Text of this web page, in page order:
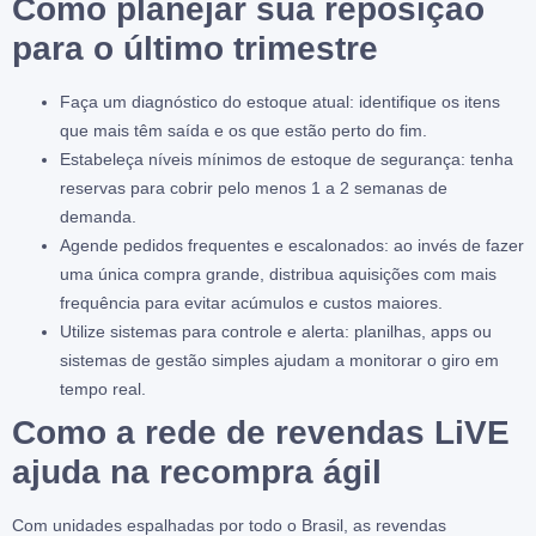
Como planejar sua reposição
para o último trimestre
Faça um diagnóstico do estoque atual: identifique os itens
que mais têm saída e os que estão perto do fim.
Estabeleça níveis mínimos de estoque de segurança: tenha
reservas para cobrir pelo menos 1 a 2 semanas de
demanda.
Agende pedidos frequentes e escalonados: ao invés de fazer
uma única compra grande, distribua aquisições com mais
frequência para evitar acúmulos e custos maiores.
Utilize sistemas para controle e alerta: planilhas, apps ou
sistemas de gestão simples ajudam a monitorar o giro em
tempo real.
Como a rede de revendas LiVE
ajuda na recompra ágil
Com unidades espalhadas por todo o Brasil, as revendas